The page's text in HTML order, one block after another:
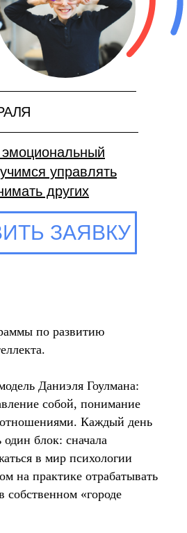
управлять
других
ЗАЯВКУ
по развитию
Даниэля Гоулмана:
собой, понимание
Каждый день
один блок: сначала
в мир психологии
на практике отрабатывать
собственном «городе